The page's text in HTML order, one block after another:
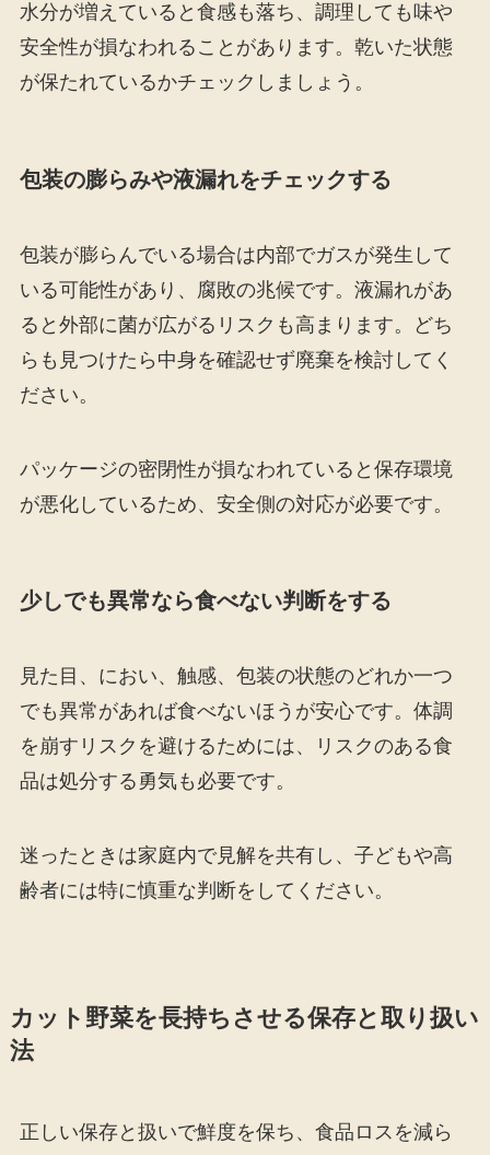
水分が増えていると食感も落ち、調理しても味や
安全性が損なわれることがあります。乾いた状態
が保たれているかチェックしましょう。
包装の膨らみや液漏れをチェックする
包装が膨らんでいる場合は内部でガスが発生して
いる可能性があり、腐敗の兆候です。液漏れがあ
ると外部に菌が広がるリスクも高まります。どち
らも見つけたら中身を確認せず廃棄を検討してく
ださい。
パッケージの密閉性が損なわれていると保存環境
が悪化しているため、安全側の対応が必要です。
少しでも異常なら食べない判断をする
見た目、におい、触感、包装の状態のどれか一つ
でも異常があれば食べないほうが安心です。体調
を崩すリスクを避けるためには、リスクのある食
品は処分する勇気も必要です。
迷ったときは家庭内で見解を共有し、子どもや高
齢者には特に慎重な判断をしてください。
カット野菜を長持ちさせる保存と取り扱い
法
正しい保存と扱いで鮮度を保ち、食品ロスを減ら